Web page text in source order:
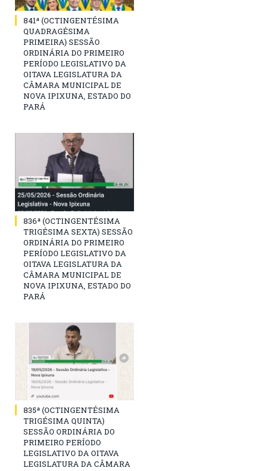
841ª (OCTINGENTÉSIMA
QUADRAGÉSIMA
PRIMEIRA) SESSÃO
ORDINÁRIA DO PRIMEIRO
PERÍODO LEGISLATIVO DA
OITAVA LEGISLATURA DA
CÂMARA MUNICIPAL DE
NOVA IPIXUNA, ESTADO DO
PARÁ
836ª (OCTINGENTÉSIMA
TRIGÉSIMA SEXTA) SESSÃO
ORDINÁRIA DO PRIMEIRO
PERÍODO LEGISLATIVO DA
OITAVA LEGISLATURA DA
CÂMARA MUNICIPAL DE
NOVA IPIXUNA, ESTADO DO
PARÁ
835ª (OCTINGENTÉSIMA
TRIGÉSIMA QUINTA)
SESSÃO ORDINÁRIA DO
PRIMEIRO PERÍODO
LEGISLATIVO DA OITAVA
LEGISLATURA DA CÂMARA